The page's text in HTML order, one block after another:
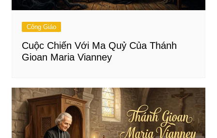
Công Giáo
Cuộc Chiến Với Ma Quỷ Của Thánh
Gioan Maria Vianney